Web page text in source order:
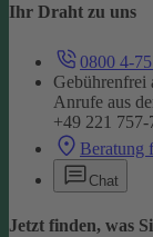
Ihr Draht zu uns
0800 4-
Gebührenfrei
Anrufe aus
+49 221 757-
Beratung
Chat
Jetzt finden, was